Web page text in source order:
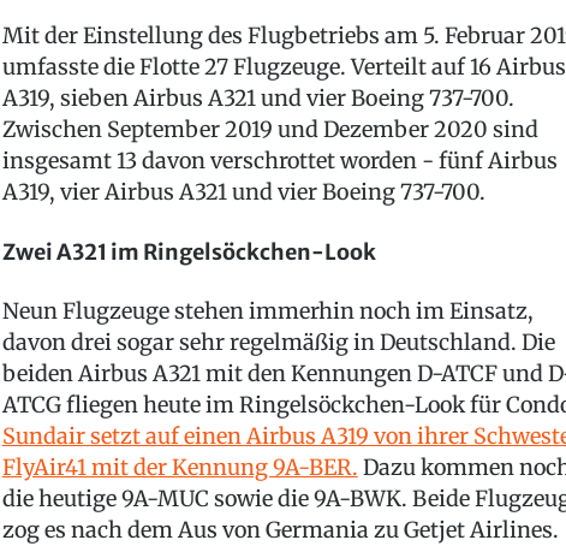
Mit der Einstellung des Flugbetriebs am 5. Februar
umfasste die Flotte 27 Flugzeuge. Verteilt auf 16 Airbus
A319, sieben Airbus A321 und vier Boeing 737-700.
Zwischen September 2019 und Dezember 2020 sind
insgesamt 13 davon verschrottet worden - fünf Airbus
A319, vier Airbus A321 und vier Boeing 737-700.
Zwei A321 im Ringelsöckchen-Look
Neun Flugzeuge stehen immerhin noch im Einsatz,
davon drei sogar sehr regelmäßig in Deutschland. Die
beiden Airbus A321 mit den Kennungen D-ATCF und
ATCG fliegen heute im Ringelsöckchen-Look für
Sundair setzt auf einen Airbus A319 von ihrer
FlyAir41 mit der Kennung 9A-BER. Dazu kommen
die heutige 9A-MUC sowie die 9A-BWK. Beide
zog es nach dem Aus von Germania zu Getjet Airlines.